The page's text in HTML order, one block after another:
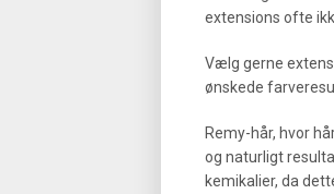
extensions ofte
Vælg gerne
ønskede
Remy-hår, hvor
og naturligt
kemikalier, da